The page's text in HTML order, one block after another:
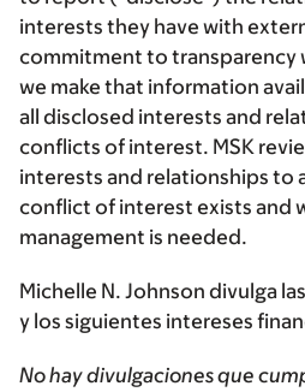
interests they have with
commitment to transparency
we make that information
all disclosed interests and
conflicts of interest. MSK
interests and relationships to
conflict of interest exists and
management is needed.
Michelle N. Johnson divulga
y los siguientes intereses
No hay divulgaciones que